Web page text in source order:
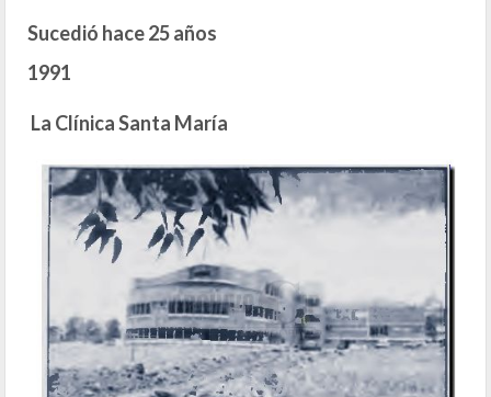
Sucedió hace 25 años
1991
La Clínica Santa María